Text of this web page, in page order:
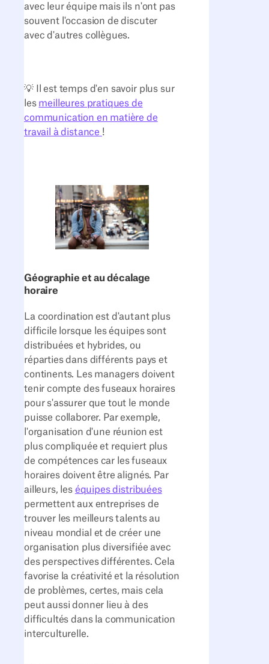
avec leur équipe mais ils n'ont pas
souvent l'occasion de discuter
avec d'autres collègues.
💡 Il est temps d'en savoir plus sur
les meilleures pratiques de
communication en matière de
travail à distance !
Géographie et au décalage
horaire
La coordination est d'autant plus
difficile lorsque les équipes sont
distribuées et hybrides, ou
réparties dans différents pays et
continents. Les managers doivent
tenir compte des fuseaux horaires
pour s'assurer que tout le monde
puisse collaborer. Par exemple,
l'organisation d'une réunion est
plus compliquée et requiert plus
de compétences car les fuseaux
horaires doivent être alignés. Par
ailleurs, les équipes distribuées
permettent aux entreprises de
trouver les meilleurs talents au
niveau mondial et de créer une
organisation plus diversifiée avec
des perspectives différentes. Cela
favorise la créativité et la résolution
de problèmes, certes, mais cela
peut aussi donner lieu à des
difficultés dans la communication
interculturelle.